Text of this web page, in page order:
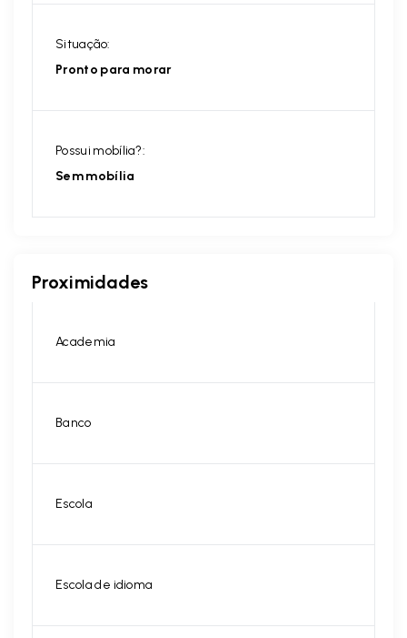
Situação:
Pronto para morar
Possui mobília?:
Sem mobília
Proximidades
Academia
Banco
Escola
Escola de idioma